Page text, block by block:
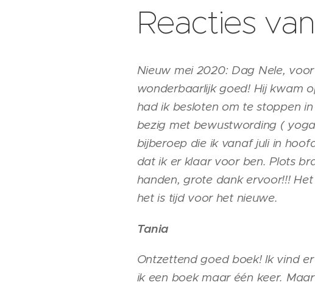
Reacties
Nieuw mei 2020: Dag Nele,
wonderbaarlijk goed! Hij kwam
had ik besloten om te stoppen
bezig met bewustwording (
bijberoep die ik vanaf juli in
dat ik er klaar voor ben. Plots
handen, grote dank ervoor!!!
het is tijd voor het nieuwe.
Tania
Ontzettend goed boek! Ik vind
ik een boek maar één keer.